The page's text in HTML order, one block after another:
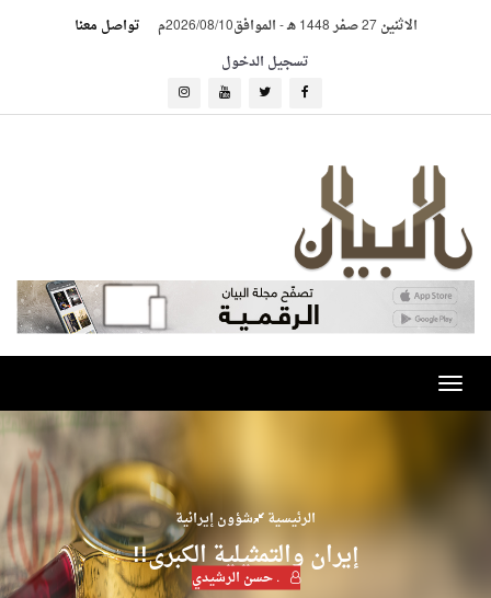
الاثنين 27 صفر 1448 هـ -الموافق2026/08/10م
تواصل معنا
تسجيل الدخول
Toggle
navigation
الرئيسية شؤون إيرانية
إيران والتمثيلية الكبرى!!
. حسن الرشيدي